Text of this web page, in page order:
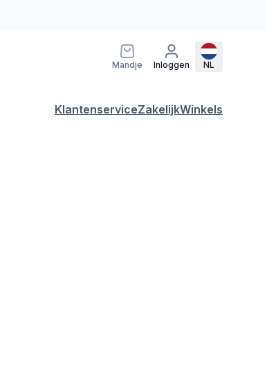
Mandje Inloggen NL
KlantenserviceZakelijkWinkels